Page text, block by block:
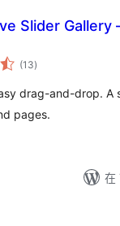
Slider Gallery
(13總
評)
drag-and-drop.
pages.
在